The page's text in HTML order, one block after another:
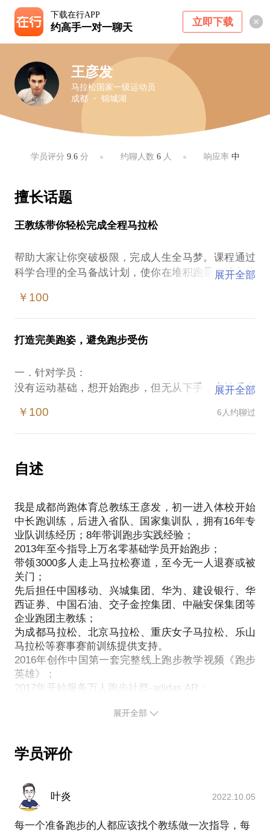
下载在行APP
约高手一对一聊天 立即下载
王彦发
马拉松国家一级运动员
成都 ・ 锦城湖
学员评分 9.6分 约聊人数 6人 响应率 中
擅长话题
王教练带你轻松完成全程马拉松
帮助大家让你突破极限，完成人生全马梦。课程通过
科学合理的全马备战计划，使你在堆积跑量、储备体
到强化。加之科学的跑量搭配，使你肌肉耐力变得更
展开全部
￥100
打造完美跑姿，避免跑步受伤
一．针对学员：
没有运动基础，想开始跑步，但无从下手，害怕受伤
已经开始跑步，但觉得自己跑步姿势存在问题或者成
一直在犹豫到底前脚掌跑还是脚跟跑的跑者；
跑步内外八字跑者；
身体过度前倾或后仰跑者
二．跑姿教学要点 跑姿是开启跑步的重要部分，打造
良好跑姿可以使其高效运动，同时避免伤病。
摆臂是跑步过程中最容易被忽视的部分，却是相对重
要的一部分，摆臂的目的不完全是为了获力，最重要
的一点是决定你身体的平衡，为什么人在走独木桥的
时候喜欢把手平行打开？就是为了使身体获得平衡，
跑步也是一样，如果两边的摆臂超出了中心线，另一
侧就会产生代偿，身体就会失去平衡，上身失去平
衡，整个身体就会受到印象；
跑步的时候肩部为什么要自然外展？
可以促使你的摆臂获得平衡；
肩部外展胸腔打开可以帮助你获得更多氧份 ；
你会发现，受伤最多的基本都是大步幅的跑者，步幅
么好处呢？
步频快触地时间就会短一些，与地面接触的时间越
短，受到的冲击力与摩擦力就会越小，受伤的几率就
会越低；
展开全部
￥100 6人约聊过
自述
我是成都尚跑体育总教练王彦发，初一进入体校开始
中长跑训练，后进入省队、国家集训队，拥有16年专
业队训练经历；8年带训跑步实践经验；
2013年至今指导上万名零基础学员开始跑步；
带领3000多人走上马拉松赛道，至今无一人退赛或被
关门；
先后担任中国移动、兴城集团、华为、建设银行、华
西证券、中国石油、交子金控集团、中融安保集团等
企业跑团主教练；
为成都马拉松、北京马拉松、重庆女子马拉松、乐山
马拉松等赛事赛前训练提供支持。
2016年创作中国第一套完整线上跑步教学视频《跑步
英雄》；
2017年开始服务万人跑步社群-adidas AR；
2019年带领成都63人参加北马AR赛中赛，以62人PB
展开全部
学员评价
叶炎 2022.10.05
每一个准备跑步的人都应该找个教练做一次指导，每